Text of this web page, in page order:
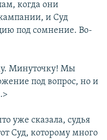
когда они
и Суд
под сомнение. Во-
Минуточку! Мы
под вопрос, но и
уже сказала, судья
Суд, которому много